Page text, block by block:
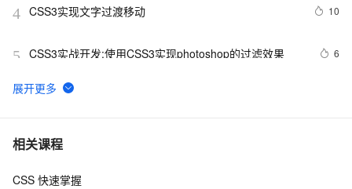
4 CSS3实现文字过渡移动 10
5 CSS3实战开发:使用CSS3实现photoshop的过滤效果 6
6 使用CSS实现 图片帧动画 与 曲线运动
7 DIV+CSS中的滤镜和模糊
8 【01】完成新年倒计时页面-蛇年新年快乐倒计时领取礼
相关课程
CSS 快速掌握